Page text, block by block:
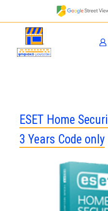
ESET Home
3 Years Code only